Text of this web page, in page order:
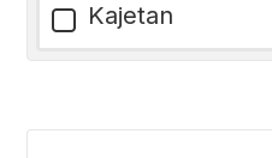
Kajetan